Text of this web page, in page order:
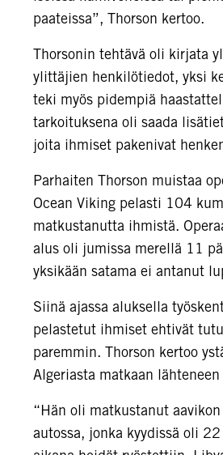
paateissa”, Thorson kertoo.
Thorsonin tehtävä oli kirjata
ylittäjien henkilötiedot, yksi
teki myös pidempiä
tarkoituksena oli saada
joita ihmiset pakenivat
Parhaiten Thorson muistaa
Ocean Viking pelasti 104
matkustanutta ihmistä.
alus oli jumissa merellä 11
yksikään satama ei antanut
Siinä ajassa aluksella
pelastetut ihmiset ehtivät
paremmin. Thorson kertoo
Algeriasta matkaan
“Hän oli matkustanut
autossa, jonka kyydissä oli